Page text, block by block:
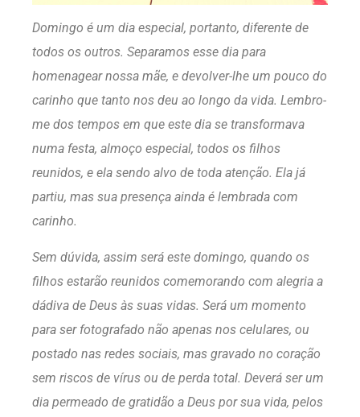
Domingo é um dia especial, portanto, diferente de
todos os outros. Separamos esse dia para
homenagear nossa mãe, e devolver-lhe um pouco do
carinho que tanto nos deu ao longo da vida. Lembro-
me dos tempos em que este dia se transformava
numa festa, almoço especial, todos os filhos
reunidos, e ela sendo alvo de toda atenção. Ela já
partiu, mas sua presença ainda é lembrada com
carinho.
Sem dúvida, assim será este domingo, quando os
filhos estarão reunidos comemorando com alegria a
dádiva de Deus às suas vidas. Será um momento
para ser fotografado não apenas nos celulares, ou
postado nas redes sociais, mas gravado no coração
sem riscos de vírus ou de perda total. Deverá ser um
dia permeado de gratidão a Deus por sua vida, pelos